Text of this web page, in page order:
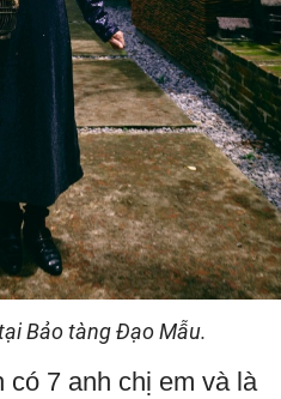
Bảo tàng Đạo Mẫu.
có 7 anh chị em và là